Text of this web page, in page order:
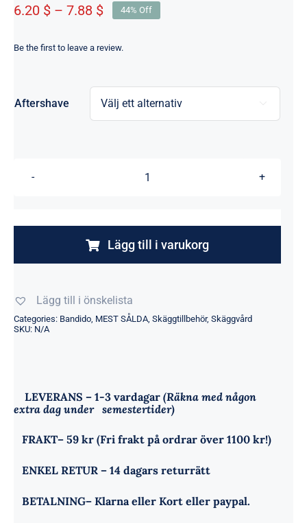
6.20 $ – 7.88 $Prisintervall:
till
44% Off
Be the first to leave a review.
Aftershave
Bandido
waterfall
150ML
mängd
Lägg till i varukorg
Lägg till i önskelista
Categories: Bandido, MEST SÅLDA, Skäggtillbehör, Skäggvård
SKU: N/A
LEVERANS – 1-3 vardagar (Räkna med någon
extra dag under semestertider)
FRAKT– 59 kr (Fri frakt på ordrar över 1100 kr!)
ENKEL RETUR – 14 dagars returrätt
BETALNING– Klarna eller Kort eller paypal.